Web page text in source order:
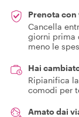
Prenota
Cancella
giorni prima
meno le
Hai
Ripianifica
comodi per
Amato dai